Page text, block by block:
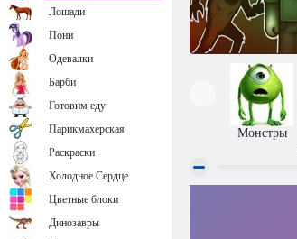
Монстры
Лошади
Пони
Одевалки
Барби
Готовим еду
Парикмахерская
Раскраски
Холодное Сердце
Цветные блоки
Динозавры